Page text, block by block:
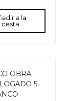
a la
cesta